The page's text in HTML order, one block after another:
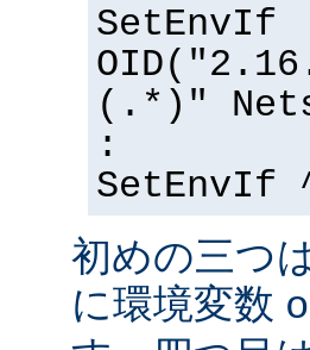
SetEnvIf
(.*)"
:
SetEnvIf
初めの三つ
に環境変数